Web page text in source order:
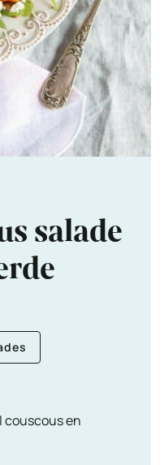
salade
couscous en